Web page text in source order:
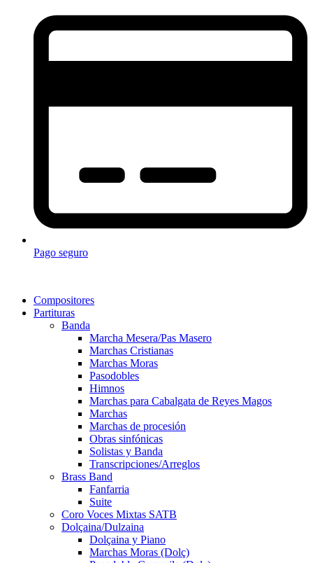
Pago seguro
Compositores
Partituras
Banda
Marcha Mesera/Pas Masero
Marchas Cristianas
Marchas Moras
Pasodobles
Himnos
Marchas para Cabalgata de Reyes Magos
Marchas
Marchas de procesión
Obras sinfónicas
Solistas y Banda
Transcripciones/Arreglos
Brass Band
Fanfarria
Suite
Coro Voces Mixtas SATB
Dolçaina/Dulzaina
Dolçaina y Piano
Marchas Moras (Dolç)